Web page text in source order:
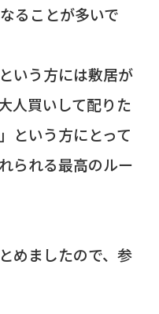
ることが多いで
いう方には敷居が
人買いして配りた
という方にとって
られる最高のルー
めましたので、参